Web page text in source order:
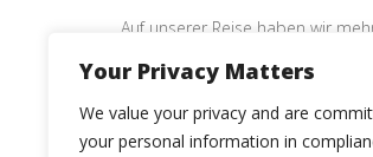
Your Privacy Matters
We value your privacy and are
your personal information in
Auf unserer Reise haben wir
Möge die Botschaft der
Leben, Lieben und Glauben
Jugend,Konzertreise